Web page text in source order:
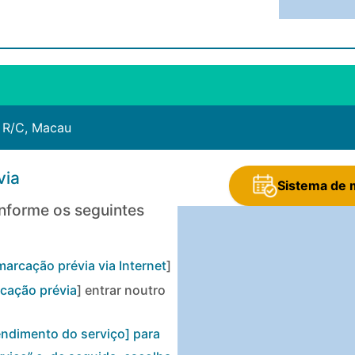
C, Macau
os seguintes
prévia via Internet]
prévia] entrar noutro
do serviço] para
Sistema de